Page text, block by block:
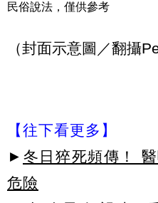
民俗說法，僅供參考
（封面示意圖／翻攝
【往下看更多】
► 冬日猝死頻傳！
危險